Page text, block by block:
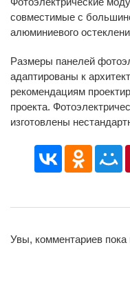
совместимые с
алюминиевого
Размеры панелей
адаптированы к
рекомендациям
проекта.
изготовлены
Увы, комментариев пока